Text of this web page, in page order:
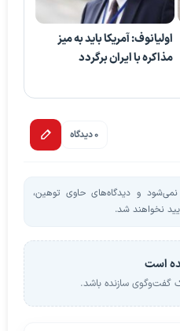
اولیانوف: آمریکا باید به میز
مذاکره با ایران برگردد
0 دیدگاه
و دیدگاه‌های حاوی توهین،
نخواهند شد.
است
گفت‌وگوی سازنده باشد.